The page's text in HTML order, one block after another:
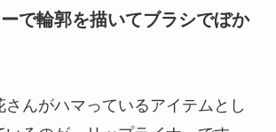
で輪郭を描いてブラシでぼか
んがハマっているアイテムとし